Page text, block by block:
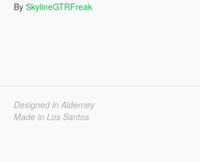
By SkylineGTRFreak
Designed in Alderney
Made in Los Santos